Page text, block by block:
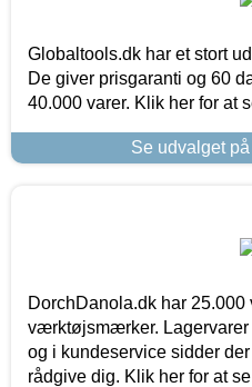
Globaltools.dk har et stort
De giver prisgaranti og 60
40.000 varer. Klik her for at
Se udvalget
DorchDanola.dk har 25.000
værktøjsmærker. Lagervarer
og i kundeservice sidder
rådgive dig. Klik her for at